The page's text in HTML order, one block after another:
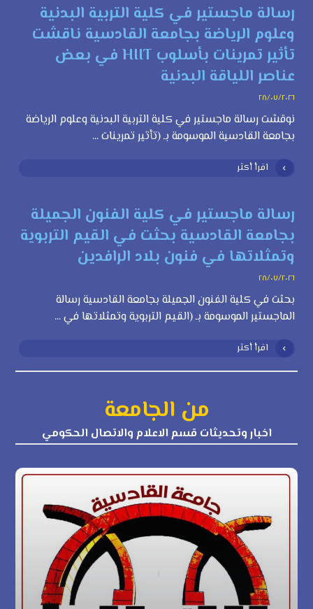
رسالة ماجستير في كلية التربية البدنية
وعلوم الرياضة بجامعة القادسية ناقشت
تأثير تمرينات بأسلوب HIIT في بعض
عناصر اللياقة البدنية
٢٨/٠٧/٢٠٢٦
نوقشت رسالة ماجستير في كلية التربية البدنية وعلوم الرياضة
بجامعة القادسية الموسومة بـ (تأثير تمرينات ...
اقرأ أكثر
رسالة ماجستير في كلية الفنون الجميلة
بجامعة القادسية بحثت في القيم التربوية
وتمثلاتها في فنون بلاد الرافدين
٢٨/٠٧/٢٠٢٦
بحثت في كلية الفنون الجميلة بجامعة القادسية رسالة
الماجستير الموسومة بـ (القيم التربوية وتمثلاتها في ...
اقرأ أكثر
من الجامعة
اخبار وتحديثات قسم الاعلام والاتصال الحكومي